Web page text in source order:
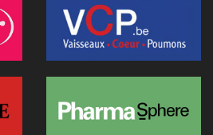
réticents d'Europe face au
(étude)